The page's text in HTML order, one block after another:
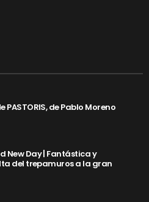
PASTORIS, de Pablo Moreno
New Day | Fantástica y
del trepamuros a la gran